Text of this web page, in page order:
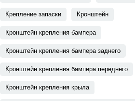
Крепление запаски Кронштейн
Кронштейн крепления бампера
Кронштейн крепления бампера заднего
Кронштейн крепления бампера переднего
Кронштейн крепления крыла